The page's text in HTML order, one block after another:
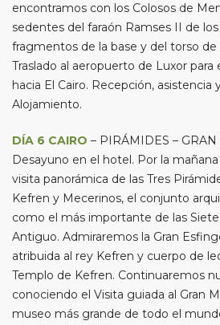
encontramos con los Colosos de
sedentes del faraón Ramses II de
fragmentos de la base y del torso de
Traslado al aeropuerto de Luxor
hacia El Cairo. Recepción, asistencia
Alojamiento.
DÍA 6 CAIRO – PIRÁMIDES – GRAN
Desayuno en el hotel. Por la
visita panorámica de las Tres
Kefren y Mecerinos, el conjunto
como el más importante de las
Antiguo. Admiraremos la Gran
atribuida al rey Kefren y cuerpo de
Templo de Kefren. Continuaremos
conociendo el Visita guiada al Gran
museo más grande de todo el